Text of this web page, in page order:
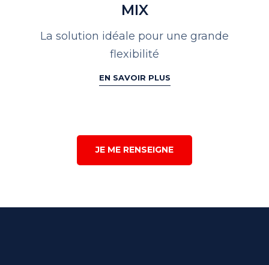
MIX
La solution idéale pour une grande
flexibilité
EN SAVOIR PLUS
JE ME RENSEIGNE